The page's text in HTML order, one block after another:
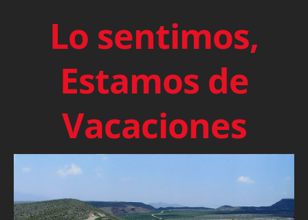
Lo sentimos,
Estamos de
Vacaciones